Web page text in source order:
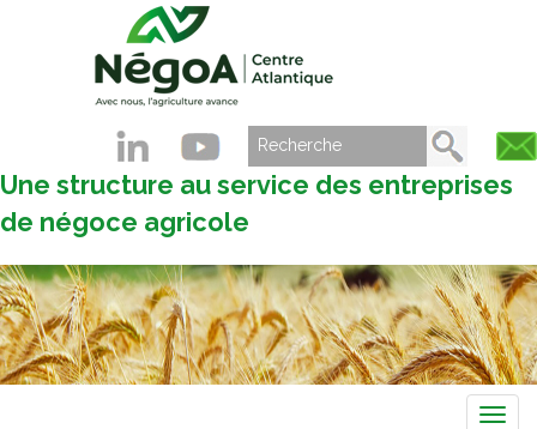
Une structure au service des entreprises
de négoce agricole